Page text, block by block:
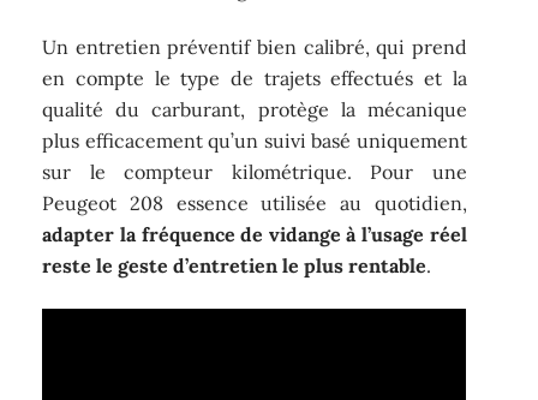
Un entretien préventif bien calibré, qui prend
en compte le type de trajets effectués et la
qualité du carburant, protège la mécanique
plus efficacement qu’un suivi basé uniquement
sur le compteur kilométrique. Pour une
Peugeot 208 essence utilisée au quotidien,
adapter la fréquence de vidange à l’usage réel
reste le geste d’entretien le plus rentable.